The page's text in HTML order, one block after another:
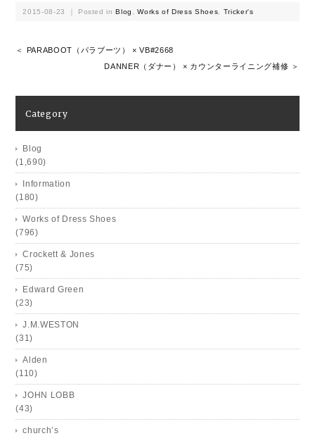
2015-08-23 ｜ Posted inBlog ,Works of Dress Shoes Tricker's
＜ PARABOOT（パラブーツ） × VB#2668
DANNER（ダナー） × カウンターライニング補修 ＞
Category
Blog
(1,690)
Information
(180)
Works of Dress Shoes
(796)
Crockett & Jones
(75)
Edward Green
(23)
J.M.WESTON
(31)
Alden
(110)
JOHN LOBB
(43)
church’s